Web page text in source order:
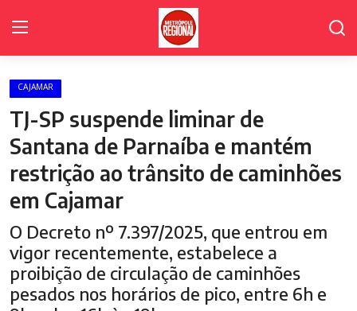
Home Page
Poder Legislativo de Cajamar
Cidades
Fale Conosco
Polícia
Política
CAJAMAR
TJ-SP suspende liminar de
Santana de Parnaíba e mantém
restrição ao trânsito de caminhões
em Cajamar
O Decreto nº 7.397/2025, que entrou em
vigor recentemente, estabelece a
proibição de circulação de caminhões
pesados nos horários de pico, entre 6h e